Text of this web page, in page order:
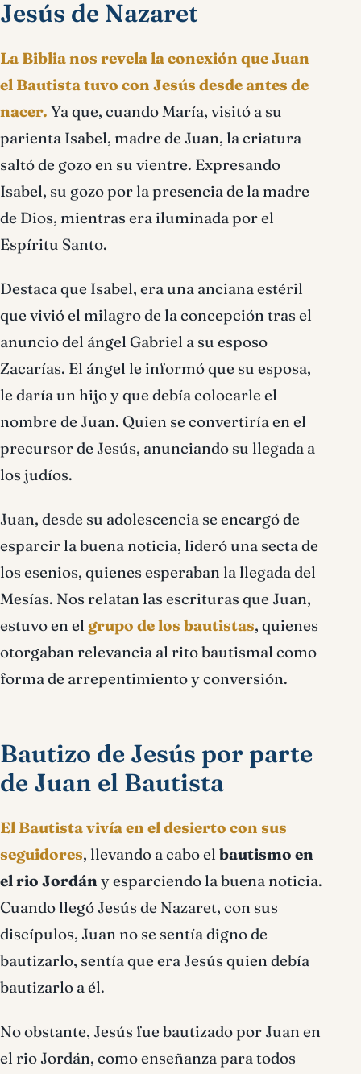
Jesús de Nazaret
La Biblia nos revela la conexión que Juan
el Bautista tuvo con Jesús desde antes de
nacer. Ya que, cuando María, visitó a su
parienta Isabel, madre de Juan, la criatura
saltó de gozo en su vientre. Expresando
Isabel, su gozo por la presencia de la madre
de Dios, mientras era iluminada por el
Espíritu Santo.
Destaca que Isabel, era una anciana estéril
que vivió el milagro de la concepción tras el
anuncio del ángel Gabriel a su esposo
Zacarías. El ángel le informó que su esposa,
le daría un hijo y que debía colocarle el
nombre de Juan. Quien se convertiría en el
precursor de Jesús, anunciando su llegada a
los judíos.
Juan, desde su adolescencia se encargó de
esparcir la buena noticia, lideró una secta de
los esenios, quienes esperaban la llegada del
Mesías. Nos relatan las escrituras que Juan,
estuvo en el grupo de los bautistas, quienes
otorgaban relevancia al rito bautismal como
forma de arrepentimiento y conversión.
Bautizo de Jesús por parte
de Juan el Bautista
El Bautista vivía en el desierto con sus
seguidores, llevando a cabo el bautismo en
el rio Jordán y esparciendo la buena noticia.
Cuando llegó Jesús de Nazaret, con sus
discípulos, Juan no se sentía digno de
bautizarlo, sentía que era Jesús quien debía
bautizarlo a él.
No obstante, Jesús fue bautizado por Juan en
el rio Jordán, como enseñanza para todos